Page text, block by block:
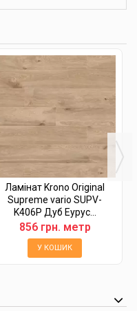
Ламінат Krono Original
Supreme vario SUPV-
K406P Дуб Еурус...
856 грн. метр
У КОШИК